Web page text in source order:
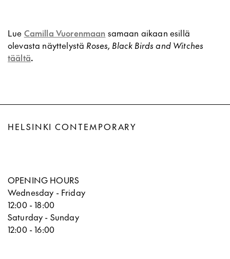
Lue Camilla Vuorenmaan samaan aikaan esillä
olevasta näyttelystä Roses, Black Birds and Witches
täältä.
HELSINKI CONTEMPORARY
OPENING HOURS
Wednesday - Friday
12:00 - 18:00
Saturday - Sunday
12:00 - 16:00